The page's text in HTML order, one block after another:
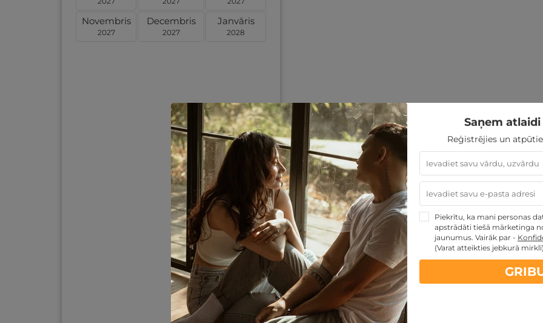
Novembris
2027
Decembris
2027
Janvāris
2028
Saņem
Reģistrējies un
Piekrītu, ka mani personas
apstrādāti tiešā mārketinga
jaunumus. Vairāk par -
(Varat atteikties jebkurā